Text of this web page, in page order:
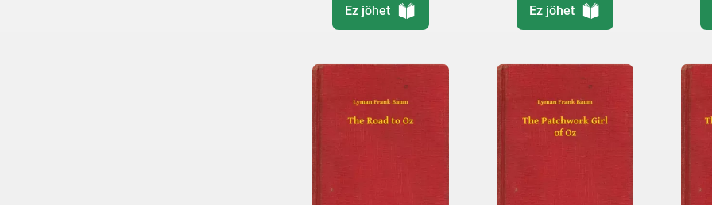
Ez jöhet Ez jöhet